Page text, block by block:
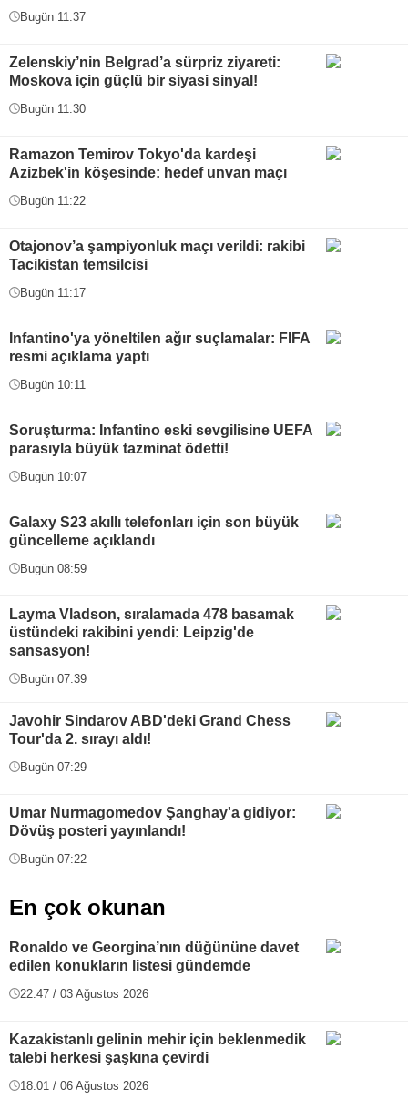
Bugün 11:37
Zelenskiy’nin Belgrad’a sürpriz ziyareti:
Moskova için güçlü bir siyasi sinyal!
Bugün 11:30
Ramazon Temirov Tokyo'da kardeşi
Azizbek'in köşesinde: hedef unvan maçı
Bugün 11:22
Otajonov’a şampiyonluk maçı verildi: rakibi
Tacikistan temsilcisi
Bugün 11:17
Infantino'ya yöneltilen ağır suçlamalar: FIFA
resmi açıklama yaptı
Bugün 10:11
Soruşturma: Infantino eski sevgilisine UEFA
parasıyla büyük tazminat ödetti!
Bugün 10:07
Galaxy S23 akıllı telefonları için son büyük
güncelleme açıklandı
Bugün 08:59
Layma Vladson, sıralamada 478 basamak
üstündeki rakibini yendi: Leipzig'de
sansasyon!
Bugün 07:39
Javohir Sindarov ABD'deki Grand Chess
Tour'da 2. sırayı aldı!
Bugün 07:29
Umar Nurmagomedov Şanghay'a gidiyor:
Dövüş posteri yayınlandı!
Bugün 07:22
En çok okunan
Ronaldo ve Georgina’nın düğününe davet
edilen konukların listesi gündemde
22:47 / 03 Ağustos 2026
Kazakistanlı gelinin mehir için beklenmedik
talebi herkesi şaşkına çevirdi
18:01 / 06 Ağustos 2026